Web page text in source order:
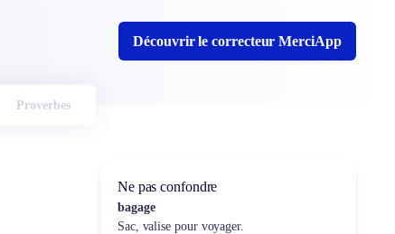
Découvrir le correcteur MerciApp
Proverbes
Ne pas confondre
bagage
Sac, valise pour voyager.